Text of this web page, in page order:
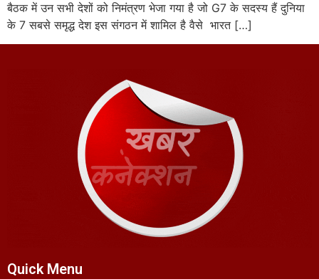
बैठक में उन सभी देशों को निमंत्रण भेजा गया है जो G7 के सदस्य हैं दुनिया
के 7 सबसे समृद्ध देश इस संगठन में शामिल है वैसे भारत […]
Quick Menu